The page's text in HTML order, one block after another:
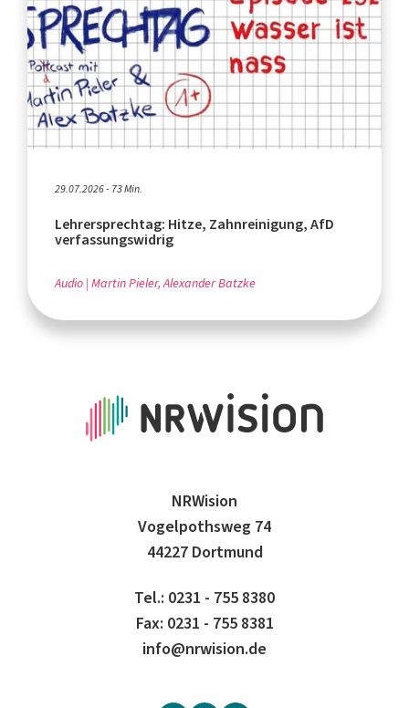
29.07.2026 - 73 Min.
Lehrersprechtag: Hitze, Zahnreinigung, AfD
verfassungswidrig
Audio Martin Pieler, Alexander Batzke
NRWision
Vogelpothsweg 74
44227 Dortmund
Tel.: 0231 - 755 8380
Fax: 0231 - 755 8381
info@nrwision.de